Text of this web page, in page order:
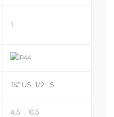
1
1¼" US, 1/2" IS
4,5 .. 10,5